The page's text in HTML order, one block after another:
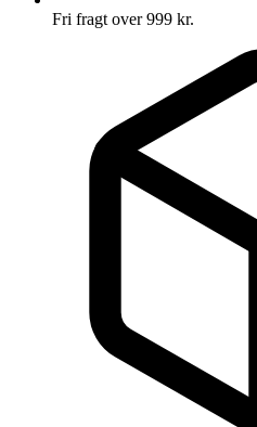
Fri fragt over 999 kr.